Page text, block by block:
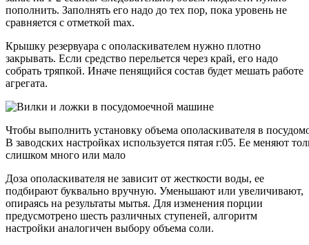
пополнить. Заполнять его надо до тех пор, пока уровень не
сравняется с отметкой max.
Крышку резервуара с ополаскивателем нужно плотно
закрывать. Если средство перельется через край, его надо
собрать тряпкой. Иначе пенящийся состав будет мешать работе
агрегата.
Чтобы выполнить установку объема ополаскивателя в
В заводских настройках используется пятая r:05. Ее меняют
слишком много или мало
Доза ополаскивателя не зависит от жесткости воды, ее
подбирают буквально вручную. Уменьшают или увеличивают,
опираясь на результаты мытья. Для изменения порции
предусмотрено шесть различных ступеней, алгоритм
настройки аналогичен выбору объема соли.